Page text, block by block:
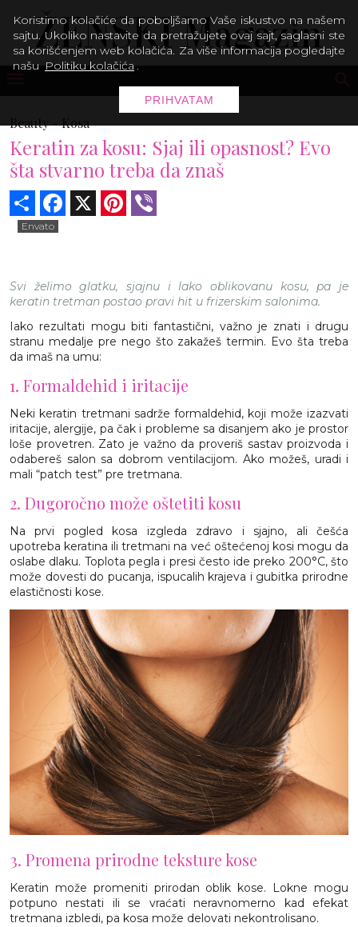
Beauty -Kosa
Keratin za kosu: Sjaj ili opasnost? Evo
šta stvarno treba da znaš
Share Facebook Pinterest
Envato
Svi želimo glatku, sjajnu i lako oblikovanu kosu, pa je
keratin tretman postao pravi hit u frizerskim salonima.
Iako rezultati mogu biti fantastični, važno je znati i drugu
stranu medalje pre nego što zakažeš termin. Evo šta treba
da imaš na umu:
1. Formaldehid i iritacije
Neki keratin tretmani sadrže formaldehid, koji može izazvati
iritacije, alergije, pa čak i probleme sa disanjem ako je prostor
loše provetren. Zato je važno da proveriš sastav proizvoda i
odabereš salon sa dobrom ventilacijom. Ako možeš, uradi i
mali “patch test” pre tretmana.
2. Dugoročno može oštetiti kosu
Na prvi pogled kosa izgleda zdravo i sjajno, ali češća
upotreba keratina ili tretmani na već oštećenoj kosi mogu da
oslabe dlaku. Toplota pegla i presi često ide preko 200°C, što
može dovesti do pucanja, ispucalih krajeva i gubitka prirodne
elastičnosti kose.
3. Promena prirodne teksture kose
Keratin može promeniti prirodan oblik kose. Lokne mogu
potpuno nestati ili se vraćati neravnomerno kad efekat
tretmana izbledi, pa kosa može delovati nekontrolisano.
Koristimo kolačiće da poboljšamo Vaše iskustvo na našem
sajtu. Ukoliko nastavite da pretražujete ovaj sajt, saglasni ste
sa korišćenjem web kolačića. Za više informacija pogledajte
našu Politiku kolačića .
PRIHVATAM